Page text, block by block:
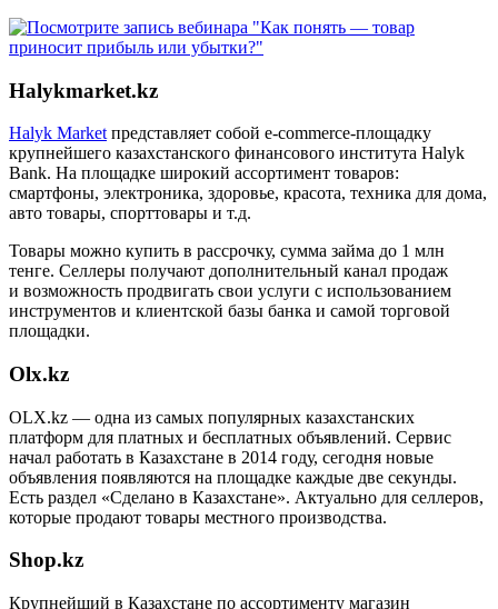
Halykmarket.kz
Halyk Market представляет собой e-commerce-площадку
крупнейшего казахстанского финансового института Halyk
Bank. На площадке широкий ассортимент товаров:
смартфоны, электроника, здоровье, красота, техника для дома,
авто товары, спорттовары и т.д.
Товары можно купить в рассрочку, сумма займа до 1 млн
тенге. Селлеры получают дополнительный канал продаж
и возможность продвигать свои услуги с использованием
инструментов и клиентской базы банка и самой торговой
площадки.
Olx.kz
OLX.kz — одна из самых популярных казахстанских
платформ для платных и бесплатных объявлений. Сервис
начал работать в Казахстане в 2014 году, сегодня новые
объявления появляются на площадке каждые две секунды.
Есть раздел «Сделано в Казахстане». Актуально для селлеров,
которые продают товары местного производства.
Shop.kz
Крупнейший в Казахстане по ассортименту магазин